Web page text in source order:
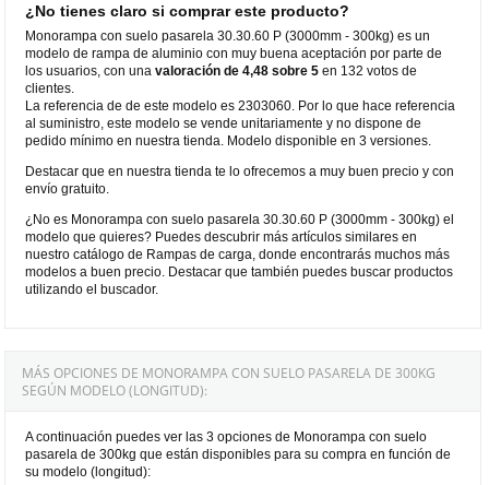
¿No tienes claro si comprar este producto?
Monorampa con suelo pasarela 30.30.60 P (3000mm - 300kg) es un
modelo de rampa de aluminio con muy buena aceptación por parte de
los usuarios, con unavaloración de 4,48 sobre 5 en 132 votos de
clientes.
La referencia de de este modelo es 2303060. Por lo que hace referencia
al suministro, este modelo se vende unitariamente y no dispone de
pedido mínimo en nuestra tienda. Modelo disponible en 3 versiones.
Destacar que en nuestra tienda te lo ofrecemos a muy buen precio y con
envío gratuito.
¿No es Monorampa con suelo pasarela 30.30.60 P (3000mm - 300kg) el
modelo que quieres? Puedes descubrir más artículos similares en
nuestro catálogo de Rampas de carga, donde encontrarás muchos más
modelos a buen precio. Destacar que también puedes buscar productos
utilizando el buscador.
MÁS OPCIONES DE MONORAMPA CON SUELO PASARELA DE 300KG
SEGÚN MODELO (LONGITUD):
A continuación puedes ver las 3 opciones de Monorampa con suelo
pasarela de 300kg que están disponibles para su compra en función de
su modelo (longitud):